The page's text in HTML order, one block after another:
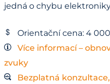
jedná o chybu
Orientační cena: 4
Více informací –
zvuky
Bezplatná